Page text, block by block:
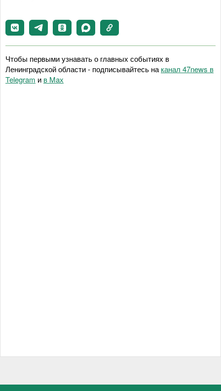
Чтобы первыми узнавать о главных событиях в
Ленинградской области - подписывайтесь на канал 47news в
Telegram и в Maх